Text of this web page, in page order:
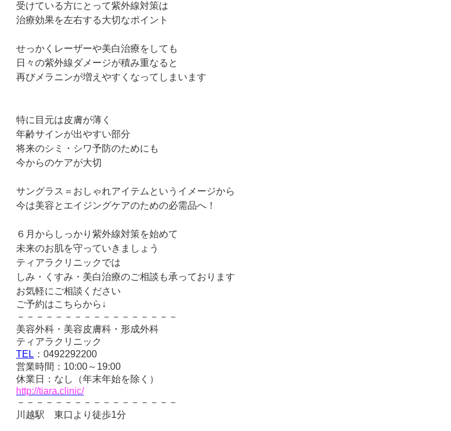
受けている方にとって紫外線対策は
治療効果を左右する大切なポイント
せっかくレーザーや美白治療をしても
日々の紫外線ダメージが積み重なると
再びメラニンが増えやすくなってしまいます
特に目元は皮膚が薄く
年齢サインが出やすい部分
将来のシミ・シワ予防のためにも
今からのケアが大切
サングラス＝おしゃれアイテムというイメージから
今は美容とエイジングケアのための必需品へ！
６月からしっかり紫外線対策を始めて
未来のお肌を守っていきましょう
ティアラクリニックでは
しみ・くすみ・美白治療のご相談も承っております
お気軽にご相談ください
ご予約はこちらから↓
－－－－－－－－－－－－－－－－－
美容外科・美容皮膚科・形成外科
ティアラクリニック
TEL ： 0492292200
営業時間： 10:00～ 19:00
休業日：なし（年末年始を除く）
http://tiara.clinic/
－－－－－－－－－－－－－－－－－
川越駅 東口より徒歩1分